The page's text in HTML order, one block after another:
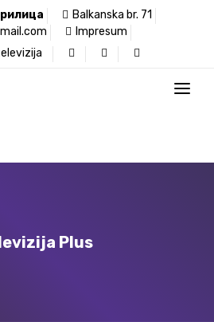
Balkanska br. 71
Impresum
Plus